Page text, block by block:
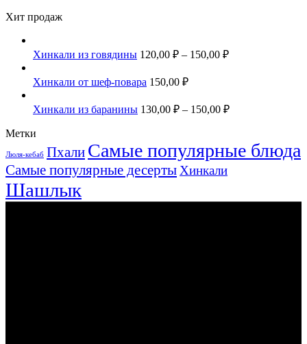
Хит продаж
Хинкали из говядины 120,00 ₽ – 150,00 ₽
Хинкали от шеф-повара 150,00 ₽
Хинкали из баранины 130,00 ₽ – 150,00 ₽
Метки
Люля-кебаб Пхали Самые популярные блюда
Самые популярные десерты Хинкали
Шашлык